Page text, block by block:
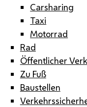
Carsharing
Taxi
Motorrad
Rad
Öffentlicher
Zu Fuß
Baustellen